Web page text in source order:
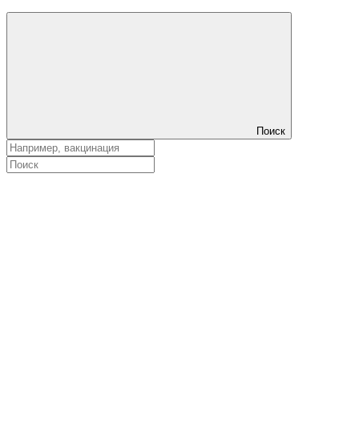
Поиск